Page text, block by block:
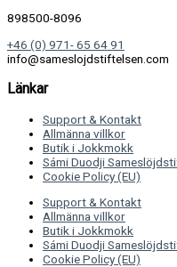
898500-8096
+46 (0) 971- 65 64 91
info@sameslojdstiftelsen.com
Länkar
Support & Kontakt
Allmänna villkor
Butik i Jokkmokk
Sámi Duodji
Cookie Policy (EU)
Support & Kontakt
Allmänna villkor
Butik i Jokkmokk
Sámi Duodji
Cookie Policy (EU)